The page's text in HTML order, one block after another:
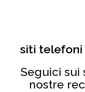
siti telefoni
Seguici sui
nostre